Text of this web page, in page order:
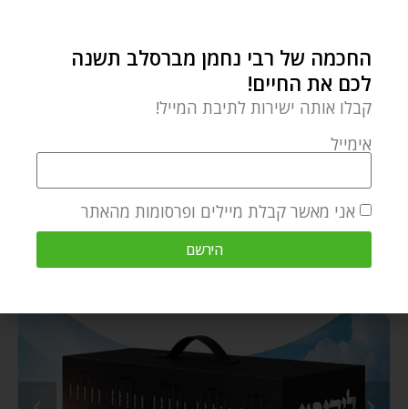
החכמה של רבי נחמן מברסלב תשנה
לכם את החיים!
קבלו אותה ישירות לתיבת המייל!
אימייל
אני מאשר קבלת מיילים ופרסומות מהאתר
הירשם